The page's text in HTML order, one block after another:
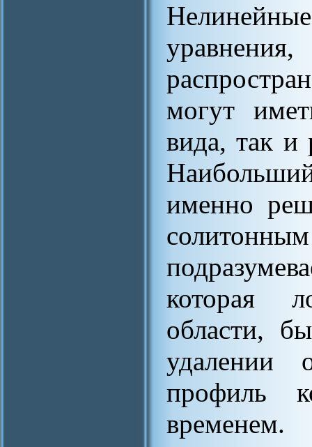
могут
вида, так и
именно
которая
области,
удалении
профиль
временем.